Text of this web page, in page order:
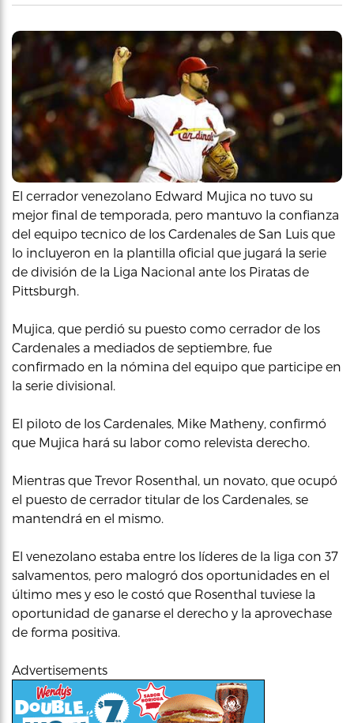
El cerrador venezolano Edward Mujica no tuvo su
mejor final de temporada, pero mantuvo la confianza
del equipo tecnico de los Cardenales de San Luis que
lo incluyeron en la plantilla oficial que jugará la serie
de división de la Liga Nacional ante los Piratas de
Pittsburgh.
Mujica, que perdió su puesto como cerrador de los
Cardenales a mediados de septiembre, fue
confirmado en la nómina del equipo que participe en
la serie divisional.
El piloto de los Cardenales, Mike Matheny, confirmó
que Mujica hará su labor como relevista derecho.
Mientras que Trevor Rosenthal, un novato, que ocupó
el puesto de cerrador titular de los Cardenales, se
mantendrá en el mismo.
El venezolano estaba entre los líderes de la liga con 37
salvamentos, pero malogró dos oportunidades en el
último mes y eso le costó que Rosenthal tuviese la
oportunidad de ganarse el derecho y la aprovechase
de forma positiva.
Advertisements